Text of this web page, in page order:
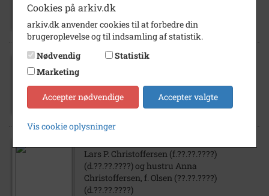
begge Ugerløse.
bagved: Niels Sørensen, Lars Olsen.
Lars P. Christoffersen (f.??.??.????)
(d.??.??.????) og hustru Anna
Christoffersen, f. Olsen (??.??.????)
(d.??.??.????)
Cookies på arkiv.dk
arkiv.dk anvender cookies til at forbedre din
brugeroplevelse og til indsamling af statistik.
Nødvendig
Statistik
Marketing
Accepter nødvendige Accepter valgte
Vis cookie oplysninger